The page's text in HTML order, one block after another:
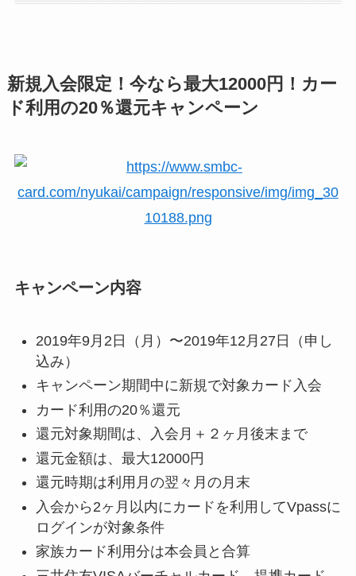
新規入会限定！今なら最大12000円！カー
ド利用の20％還元キャンペーン
キャンペーン内容
2019年9月2日（月）〜2019年12月27日（申し
込み）
キャンペーン期間中に新規で対象カード入会
カード利用の20％還元
還元対象期間は、入会月＋２ヶ月後末まで
還元金額は、最大12000円
還元時期は利用月の翌々月の月末
入会から2ヶ月以内にカードを利用してVpassに
ログインが対象条件
家族カード利用分は本会員と合算